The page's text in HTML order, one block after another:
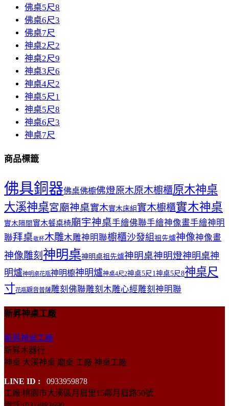
佛桌5尺8
佛桌6尺3
佛桌7尺
神桌2尺2
神桌2尺9
神桌3尺6
神桌4尺2
神桌5尺1
神桌5尺8
神桌6尺3
神桌7尺
商品標籤
佛具銅器佛桌佛櫥佛燈原木原木櫥櫃原木神桌
大溪神桌宮廟神桌實木實木床組實木櫥櫃實木神桌
實木隔間實木餐桌椅廟宇神桌手繪佛聯手繪神像畫手繪神明
聯拜桌敬杯木雕木雕神明聯櫥櫃沙發組祖先爐神像神像畫
神像雕刻 神明桌神明桌祖先爐神明桌神明燈神明桌神
明爐神明桌花瓶神明櫥神明爐神桌4尺2神桌5尺1 神桌5尺8神桌尺
寸花瓶觀音普薩雕刻佛聯雕刻木雕心經雕刻神明聯
新昇神桌工廠
新昇神桌工廠
新昇木器行
神桌 大溪神桌 廟桌 工廠 神桌工廠
LINE ID :
0933959878
工廠:桃園市大溪區月眉里15鄰月眉路50號